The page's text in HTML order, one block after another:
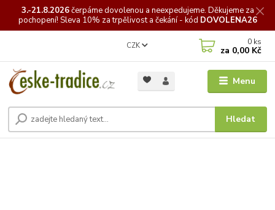
3.-21.8.2026čerpámedovolenou a neexpedujeme. Děkujeme za
pochopení! Sleva 10% za trpělivost a čekání - kód DOVOLENA26
Menu
CZK
Hledat
0 ks
za 0,00 Kč